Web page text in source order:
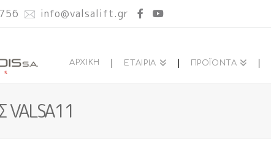
info@valsalift.gr
ΑΡΧΙΚΗ ΕΤΑΙΡΙΑ ΠΡΟΪΟΝΤΑ